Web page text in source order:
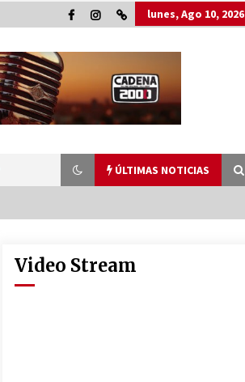
lunes, Ago 10, 2026
ÚLTIMAS NOTICIAS
La Municipalidad de San Guillermo
continúa apostando a la
Video Stream